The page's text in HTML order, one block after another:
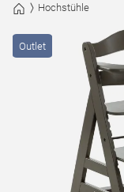
Hochstühle
Outlet